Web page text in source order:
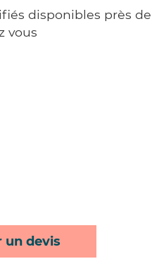
disponibles près de
vous
un devis